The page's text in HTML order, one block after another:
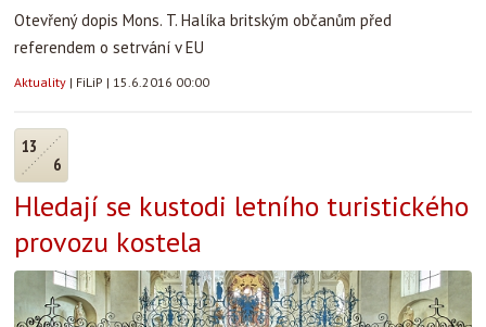
Otevřený dopis Mons. T. Halíka britským občanům před
referendem o setrvání v EU
Aktuality | FiLiP | 15.6.2016 00:00
13
6
Hledají se kustodi letního turistického
provozu kostela